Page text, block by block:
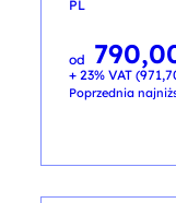
PL
od
Pierwotna
cena
wynosiła:
990,00 PLN.
Aktualna
cena
wynosi:
790,00 PLN.
+ 23% VAT (
Poprzednia